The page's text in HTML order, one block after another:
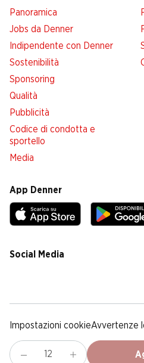
Panoramica
Jobs da Denner
Indipendente con Denner
Sostenibilità
Sponsoring
Qualità
Pubblicità
Codice di condotta e
sportello
Media
App Denner
Social Media
Impostazioni cookieAvvertenze
ColofoneCondizioni Generali